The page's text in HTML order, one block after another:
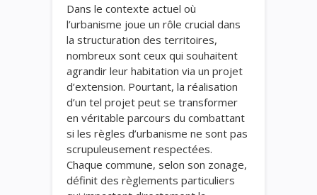
Dans le contexte actuel où
l’urbanisme joue un rôle crucial dans
la structuration des territoires,
nombreux sont ceux qui souhaitent
agrandir leur habitation via un projet
d’extension. Pourtant, la réalisation
d’un tel projet peut se transformer
en véritable parcours du combattant
si les règles d’urbanisme ne sont pas
scrupuleusement respectées.
Chaque commune, selon son zonage,
définit des règlements particuliers